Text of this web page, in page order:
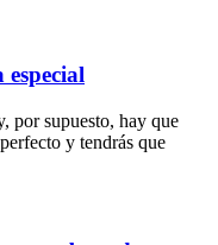
por supuesto, hay que
y tendrás que